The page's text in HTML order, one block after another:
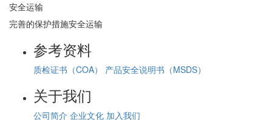
安全运输
完善的保护措施安全运输
参考资料
质检证书（COA） 产品安全说明书（MSDS）
关于我们
公司简介 企业文化 加入我们